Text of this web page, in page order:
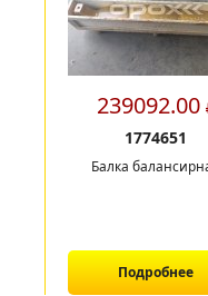
239092.00
1774651
Балка
Подробнее